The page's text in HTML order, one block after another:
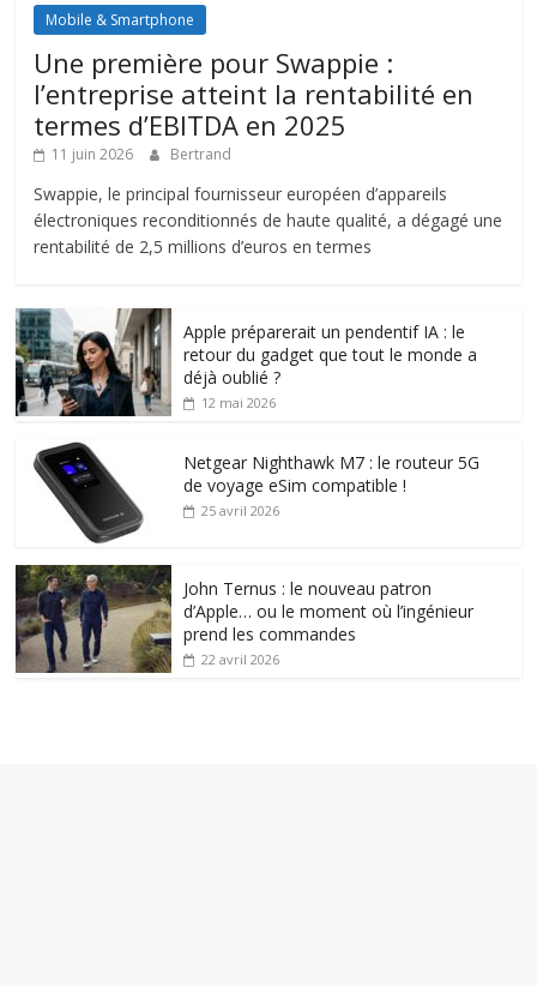
Mobile & Smartphone
Une première pour Swappie :
l’entreprise atteint la rentabilité en
termes d’EBITDA en 2025
11 juin 2026 Bertrand
Swappie, le principal fournisseur européen d’appareils
électroniques reconditionnés de haute qualité, a dégagé une
rentabilité de 2,5 millions d’euros en termes
Apple préparerait un pendentif IA : le
retour du gadget que tout le monde a
déjà oublié ?
12 mai 2026
Netgear Nighthawk M7 : le routeur 5G
de voyage eSim compatible !
25 avril 2026
John Ternus : le nouveau patron
d’Apple… ou le moment où l’ingénieur
prend les commandes
22 avril 2026